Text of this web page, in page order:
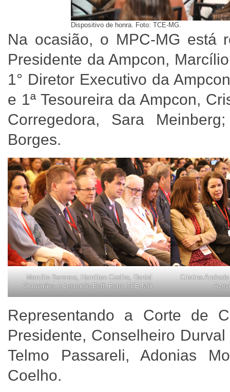
Dispositivo de honra. Foto: TCE-MG.
Na ocasião, o MPC-MG está
Presidente da Ampcon,
1° Diretor Executivo da
e 1ª Tesoureira da Ampcon,
Corregedora, Sara
Borges.
Marcílio Barenco, Hamilton Coelho, Daniel
Guimarães e Leonardo Boff. Foto: TCE-MG.
Cristina
Representando a Corte de
Presidente, Conselheiro
Telmo Passareli, Adonias
Coelho.